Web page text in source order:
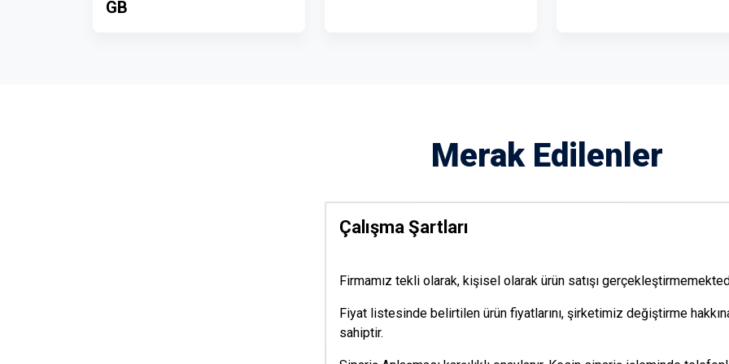
GB
Merak Edilenler
Çalışma Şartları
Firmamız tekli olarak, kişisel olarak ürün satışı
Fiyat listesinde belirtilen ürün fiyatlarını, şirketimiz değiştirme
sahiptir.